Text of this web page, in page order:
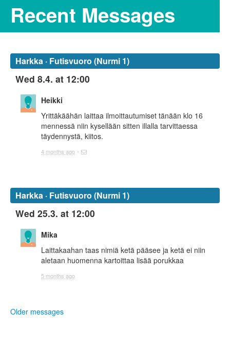
Recent Messages
Harkka · Futisvuoro (Nurmi 1)
Wed 8.4. at 12:00
Heikki
Yrittäkäähän laittaa ilmoittautumiset tänään klo 16
mennessä niin kysellään sitten illalla tarvittaessa
täydennystä, kiitos.
4 months ago
Harkka · Futisvuoro (Nurmi 1)
Wed 25.3. at 12:00
Mika
Laittakaahan taas nimiä ketä pääsee ja ketä ei niin
aletaan huomenna kartoittaa lisää porukkaa
5 months ago
Older messages